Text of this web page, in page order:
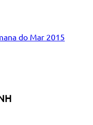
do Mar 2015